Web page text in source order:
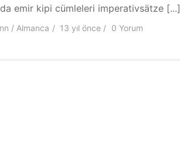
emir kipi cümleleri imperativsätze [...]
Almanca 13 yılönce 0 Yorum